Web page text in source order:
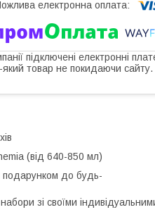
підключені електронні
товар не покидаючи сайту.
(від 640-850 мл)
подарунком до будь-
зі своїми